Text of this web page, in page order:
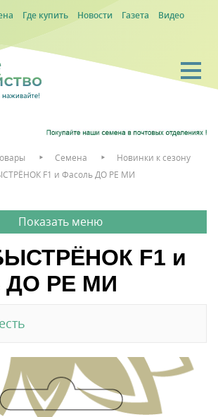
Где купить Новости Газета
Видео
Семена
Новинки к сезону
F1 и Фасоль ДО РЕ МИ
F1 и
ДО РЕ МИ
есть